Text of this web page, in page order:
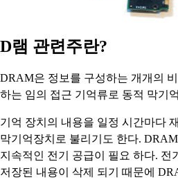
D램 관련주란?
DRAM은 정보를 구성하는 개개의
하는 임의 접근 기억류로 동적 막기
기억 장치의 내용을 일정 시간마다
막기억장치로 불리기도 한다.
지속적인 전기 공급이 필요 하다. 전
저장된 내용이 삭제 되기 때문에